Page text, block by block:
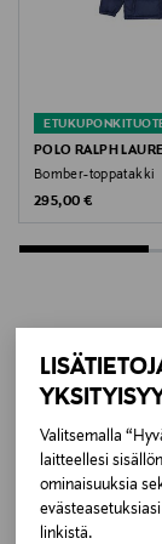
Valitsemalla
laitteellesi
ominaisuuksia
linkistä.
Valmistajan
NF0A88UYKX71
Valmistaja
VF
Digitaalinen
https://
POLO RALPH
Bomber-toppatakki
Original Price
295,00 €
LISÄÄ